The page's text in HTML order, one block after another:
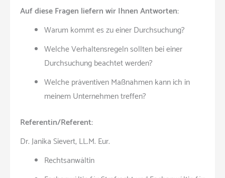
Auf diese Fragen liefern wir Ihnen Antworten:
Warum kommt es zu einer Durchsuchung?
Welche Verhaltensregeln sollten bei einer
Durchsuchung beachtet werden?
Welche präventiven Maßnahmen kann ich in
meinem Unternehmen treffen?
Referentin/Referent:
Dr. Janika Sievert, LL.M. Eur.
Rechtsanwältin